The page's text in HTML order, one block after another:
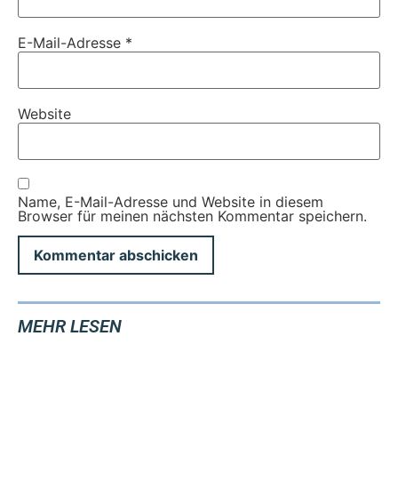
E-Mail-Adresse *
Website
Name, E-Mail-Adresse und Website in diesem
Browser für meinen nächsten Kommentar speichern.
MEHR LESEN